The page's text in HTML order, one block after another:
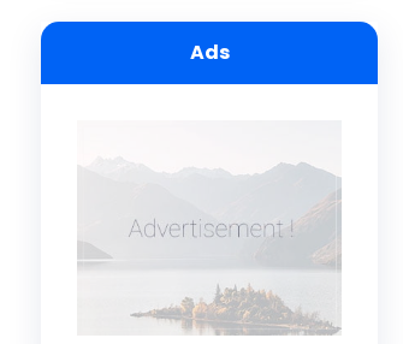
Ads